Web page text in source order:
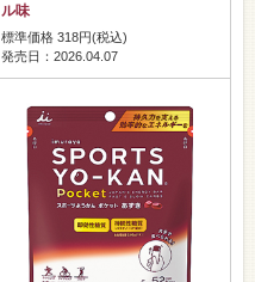
ル味
標準価格 318円(税込)
発売日：2026.04.07